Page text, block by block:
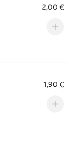
2,00 €
1,90 €